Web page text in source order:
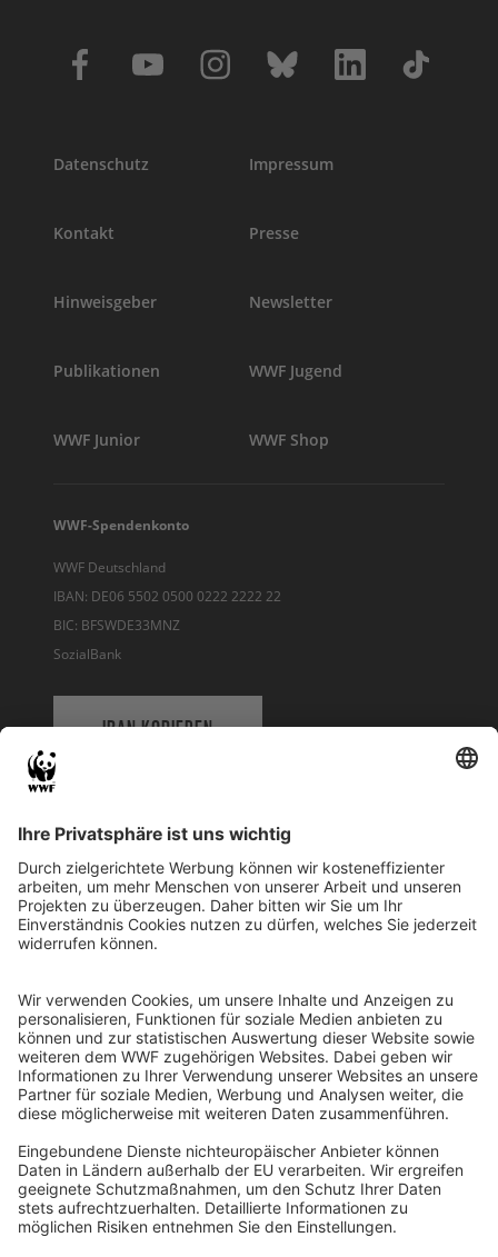
Weitere Einzelheiten zur Verarbeitung
Ihrer personenbezogenen Daten finden
Datenschutz Impressum
Kontakt Presse
Hinweisgeber Newsletter
Publikationen WWF Jugend
WWF Junior WWF Shop
WWF-Spendenkonto
WWF Deutschland
IBAN: DE06 5502 0500 0222 2222 22
BIC: BFSWDE33MNZ
SozialBank
IBAN KOPIEREN
WWF Deutschland
Reinhardtstr. 18
10117 Berlin
Ihre Spende kann steuerlich geltend gemacht werden
Registriert als Stiftung WWF Deutschland, Senatsverwaltung für
Justiz Berlin, Az: 3416/976/2
Umsatzsteuer-Identifikationsnummer: DE 114236103
Freistellungsbescheid: Als gemeinnützige Körperschaft befreit
von der Körperschaftssteuer gem. §5 I 9 KStg. unter der
Steuernummer 27/641/09321